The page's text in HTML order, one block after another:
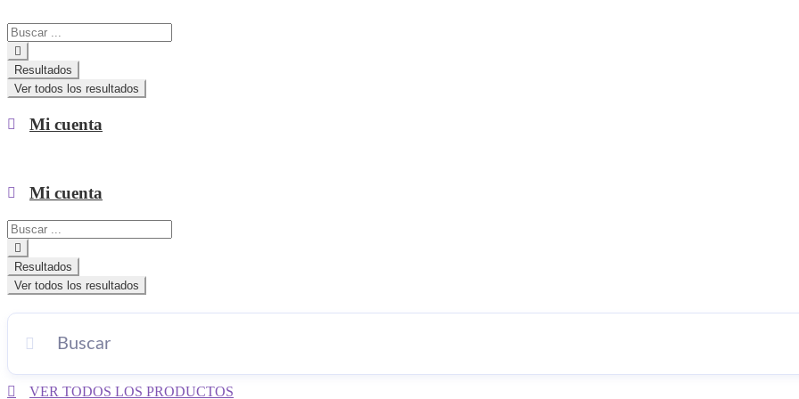
Search
...
Resultados
Ver todos los resultados
Mi cuenta
Mi cuenta
Search
...
Resultados
Ver todos los resultados
VER TODOS LOS PRODUCTOS